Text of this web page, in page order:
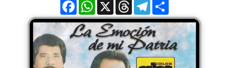
FacebookWhatsApp
X ThreadsTelegram